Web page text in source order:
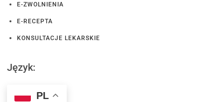
E-ZWOLNIENIA
E-RECEPTA
KONSULTACJE LEKARSKIE
Język:
PL